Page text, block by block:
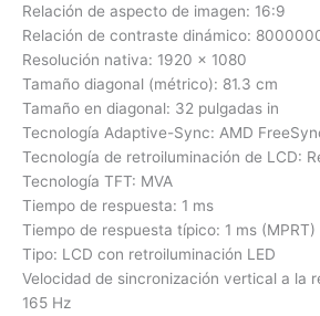
Relación de aspecto de imagen: 16:9
Relación de contraste dinámico:
Resolución nativa: 1920 x 1080
Tamaño diagonal (métrico): 81.3 cm
Tamaño en diagonal: 32 pulgadas in
Tecnología Adaptive-Sync: AMD
Tecnología de retroiluminación de LCD:
Tecnología TFT: MVA
Tiempo de respuesta: 1 ms
Tiempo de respuesta típico: 1 ms (MPRT)
Tipo: LCD con retroiluminación LED
Velocidad de sincronización vertical a la
165 Hz